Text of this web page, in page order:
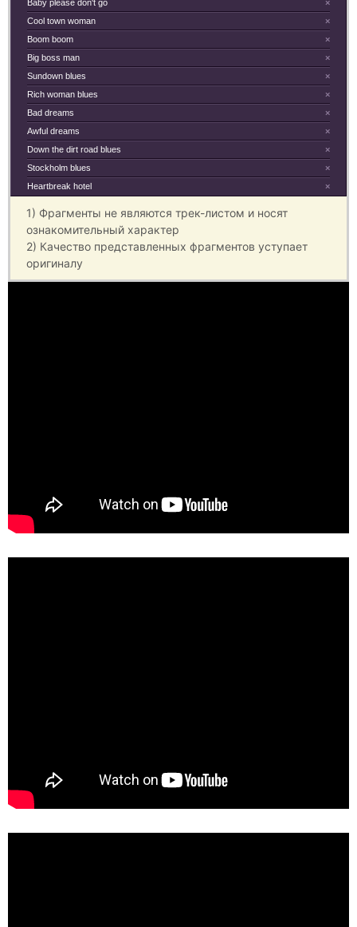
×
Baby please don't go
×
Cool town woman
×
Boom boom
×
Big boss man
×
Sundown blues
×
Rich woman blues
×
Bad dreams
×
Awful dreams
×
Down the dirt road blues
×
Stockholm blues
×
Heartbreak hotel
1) Фрагменты не являются трек-листом и носят
ознакомительный характер
2) Качество представленных фрагментов уступает
оригиналу